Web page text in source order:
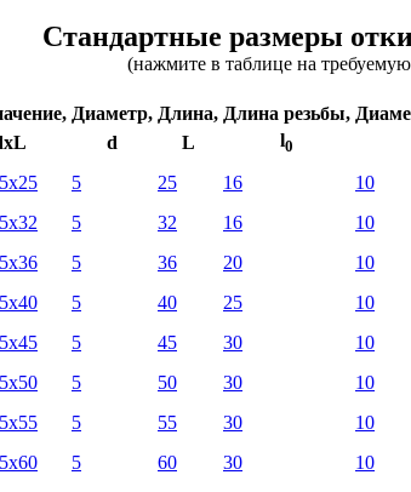
Стандартные размеры
(нажмите в таблице на
Диаметр, Длина, Длина резьбы,
d L l0
5 25 16 10
5 32 16 10
5 36 20 10
5 40 25 10
5 45 30 10
5 50 30 10
5 55 30 10
5 60 30 10